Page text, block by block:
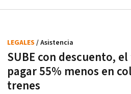
SUBE con descuento,
pagar 55% menos en
trenes
LEGALES / Asistencia